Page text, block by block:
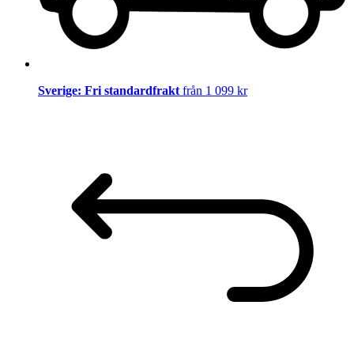
Sverige: Fri standardfraktfrån 1 099 kr